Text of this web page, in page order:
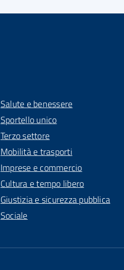
Salute e benessere
Sportello unico
Terzo settore
Mobilità e trasporti
Imprese e commercio
Cultura e tempo libero
Giustizia e sicurezza pubblica
Sociale